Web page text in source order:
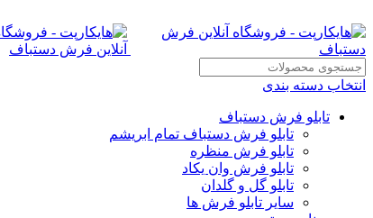
انتخاب دسته بندی
تابلو فرش دستباف
تابلو فرش دستباف تمام ابریشم
تابلو فرش منظره
تابلو فرش وان یکاد
تابلو گل و گلدان
سایر تابلو فرش ها